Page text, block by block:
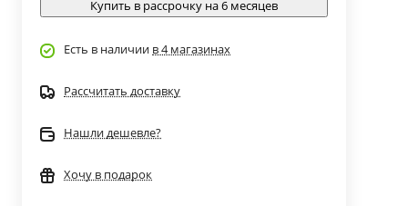
Купить в рассрочку на 6 месяцев
Есть в наличии в 4 магазинах
Рассчитать доставку
Нашли дешевле?
Хочу в подарок